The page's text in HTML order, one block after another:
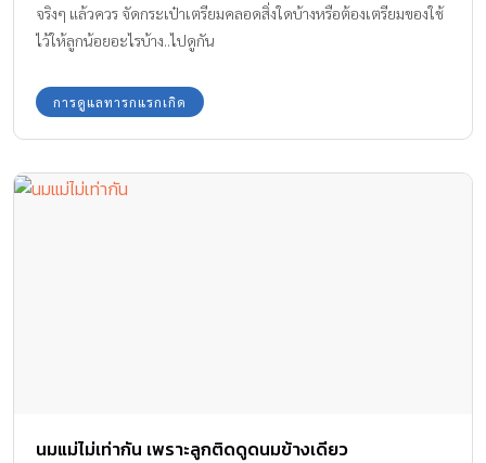
จริงๆ แล้วควร จัดกระเป๋าเตรียมคลอดสิ่งใดบ้างหรือต้องเตรียมของใช้
ไว้ให้ลูกน้อยอะไรบ้าง..ไปดูกัน
การดูแลทารกแรกเกิด
นมแม่ไม่เท่ากัน เพราะลูกติดดูดนมข้างเดียว